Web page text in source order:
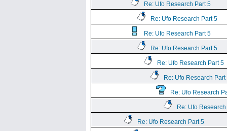
Re: Ufo Research Part 5
Re: Ufo Research Part 5
Re: Ufo Research Part 5
Re: Ufo Research Part 5
Re: Ufo Research Part 5
Re: Ufo Research Part
Re: Ufo Research
Re: Ufo
Re: Ufo Research Part 5